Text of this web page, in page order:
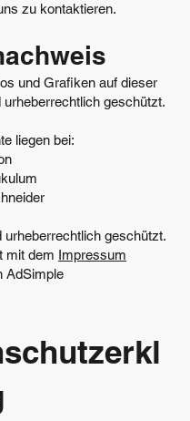
zu kontaktieren.
und Grafiken auf dieser
urheberrechtlich geschützt.
liegen bei:
urheberrechtlich geschützt.
mit dem Impressum
AdSimple